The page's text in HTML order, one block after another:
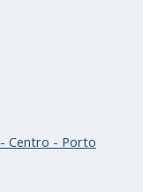
- Centro - Porto